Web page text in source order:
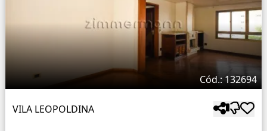
Cód.: 132694
VILA LEOPOLDINA